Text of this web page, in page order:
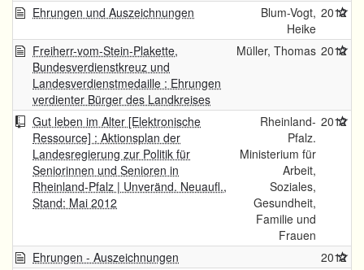
Ehrungen und Auszeichnungen
Blum-Vogt,
Heike
2012
Freiherr-vom-Stein-Plakette,
Bundesverdienstkreuz und
Landesverdienstmedaille : Ehrungen
verdienter Bürger des Landkreises
Müller, Thomas 2012
Gut leben im Alter [Elektronische
Ressource] : Aktionsplan der
Landesregierung zur Politik für
Seniorinnen und Senioren in
Rheinland-Pfalz | Unveränd. Neuaufl.,
Stand: Mai 2012
Rheinland-
Pfalz.
Ministerium für
Arbeit,
Soziales,
Gesundheit,
Familie und
Frauen
2012
Ehrungen - Auszeichnungen
2012